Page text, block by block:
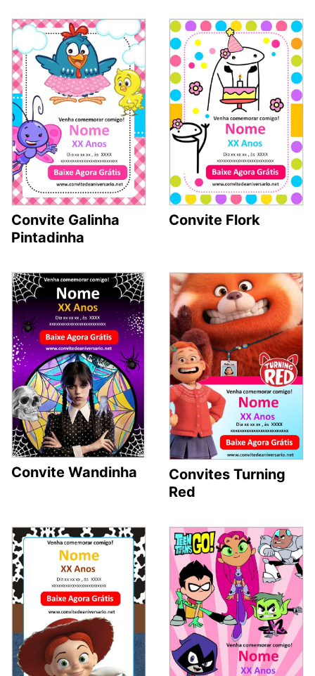
Convite Galinha
Pintadinha
Convite Flork
Convite Wandinha
Convites Turning
Red